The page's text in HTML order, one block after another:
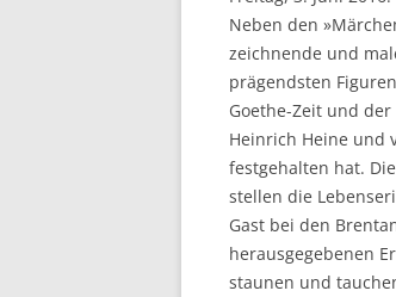
Neben den
zeichnende und
prägendsten
Goethe-Zeit und
Heinrich Heine und
festgehalten hat.
stellen die
Gast bei den
herausgegebenen
staunen und